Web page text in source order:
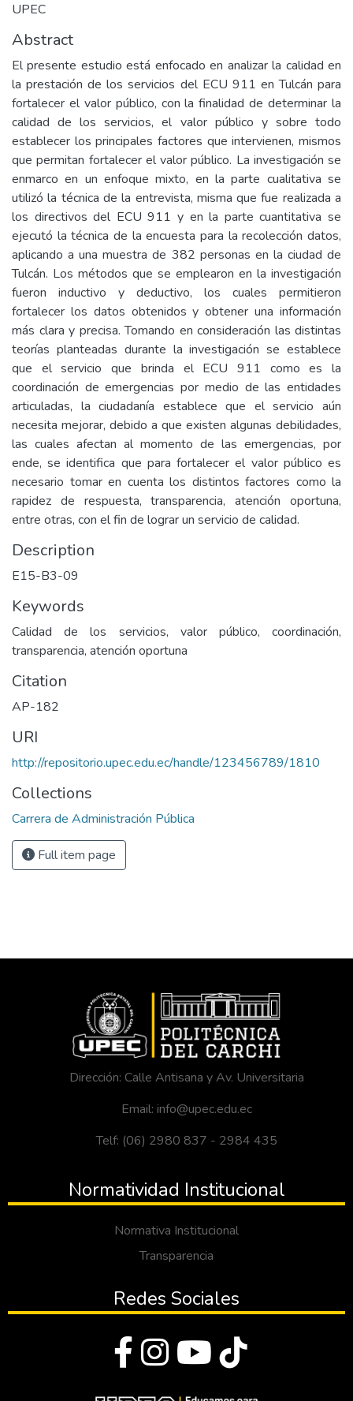
UPEC
Abstract
El presente estudio está enfocado en analizar la calidad en
la prestación de los servicios del ECU 911 en Tulcán para
fortalecer el valor público, con la finalidad de determinar la
calidad de los servicios, el valor público y sobre todo
establecer los principales factores que intervienen, mismos
que permitan fortalecer el valor público. La investigación se
enmarco en un enfoque mixto, en la parte cualitativa se
utilizó la técnica de la entrevista, misma que fue realizada a
los directivos del ECU 911 y en la parte cuantitativa se
ejecutó la técnica de la encuesta para la recolección datos,
aplicando a una muestra de 382 personas en la ciudad de
Tulcán. Los métodos que se emplearon en la investigación
fueron inductivo y deductivo, los cuales permitieron
fortalecer los datos obtenidos y obtener una información
más clara y precisa. Tomando en consideración las distintas
teorías planteadas durante la investigación se establece
que el servicio que brinda el ECU 911 como es la
coordinación de emergencias por medio de las entidades
articuladas, la ciudadanía establece que el servicio aún
necesita mejorar, debido a que existen algunas debilidades,
las cuales afectan al momento de las emergencias, por
ende, se identifica que para fortalecer el valor público es
necesario tomar en cuenta los distintos factores como la
rapidez de respuesta, transparencia, atención oportuna,
entre otras, con el fin de lograr un servicio de calidad.
Description
E15-B3-09
Keywords
Calidad de los servicios, valor público, coordinación,
transparencia, atención oportuna
Citation
AP-182
URI
http://repositorio.upec.edu.ec/handle/123456789/1810
Collections
Carrera de Administración Pública
Full item page
Dirección: Calle Antisana y Av. Universitaria
Email: info@upec.edu.ec
Telf: (06) 2980 837 - 2984 435
Normatividad Institucional
Normativa Institucional
Transparencia
Redes Sociales